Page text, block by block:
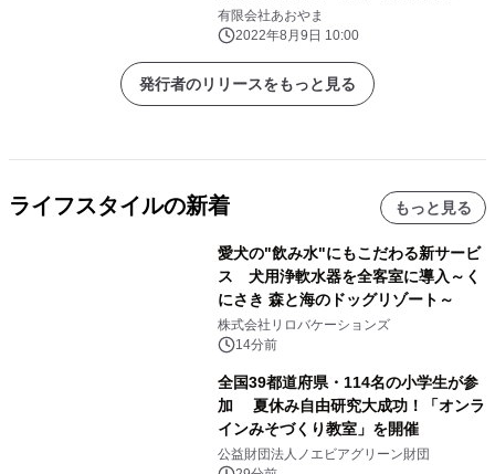
1日より発売！
有限会社あおやま
2022年8月9日 10:00
発行者のリリースをもっと見る
ライフスタイルの新着 もっと見る
愛犬の"飲み水"にもこだわる新サービ
ス 犬用浄軟水器を全客室に導入～く
にさき 森と海のドッグリゾート～
株式会社リロバケーションズ
14分前
全国39都道府県・114名の小学生が参
加 夏休み自由研究大成功！「オンラ
インみそづくり教室」を開催
公益財団法人ノエビアグリーン財団